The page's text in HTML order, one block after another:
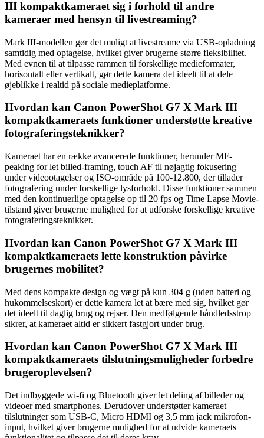
III kompaktkameraet sig i forhold til andre
kameraer med hensyn til livestreaming?
Mark III-modellen gør det muligt at livestreame via USB-opladning
samtidig med optagelse, hvilket giver brugerne større fleksibilitet.
Med evnen til at tilpasse rammen til forskellige medieformater,
horisontalt eller vertikalt, gør dette kamera det ideelt til at dele
øjeblikke i realtid på sociale medieplatforme.
Hvordan kan Canon PowerShot G7 X Mark III
kompaktkameraets funktioner understøtte kreative
fotograferingsteknikker?
Kameraet har en række avancerede funktioner, herunder MF-
peaking for let billed-framing, touch AF til nøjagtig fokusering
under videootagelser og ISO-område på 100-12.800, der tillader
fotografering under forskellige lysforhold. Disse funktioner sammen
med den kontinuerlige optagelse op til 20 fps og Time Lapse Movie-
tilstand giver brugerne mulighed for at udforske forskellige kreative
fotograferingsteknikker.
Hvordan kan Canon PowerShot G7 X Mark III
kompaktkameraets lette konstruktion påvirke
brugernes mobilitet?
Med dens kompakte design og vægt på kun 304 g (uden batteri og
hukommelseskort) er dette kamera let at bære med sig, hvilket gør
det ideelt til daglig brug og rejser. Den medfølgende håndledsstrop
sikrer, at kameraet altid er sikkert fastgjort under brug.
Hvordan kan Canon PowerShot G7 X Mark III
kompaktkameraets tilslutningsmuligheder forbedre
brugeroplevelsen?
Det indbyggede wi-fi og Bluetooth giver let deling af billeder og
videoer med smartphones. Derudover understøtter kameraet
tilslutninger som USB-C, Micro HDMI og 3,5 mm jack mikrofon-
input, hvilket giver brugerne mulighed for at udvide kameraets